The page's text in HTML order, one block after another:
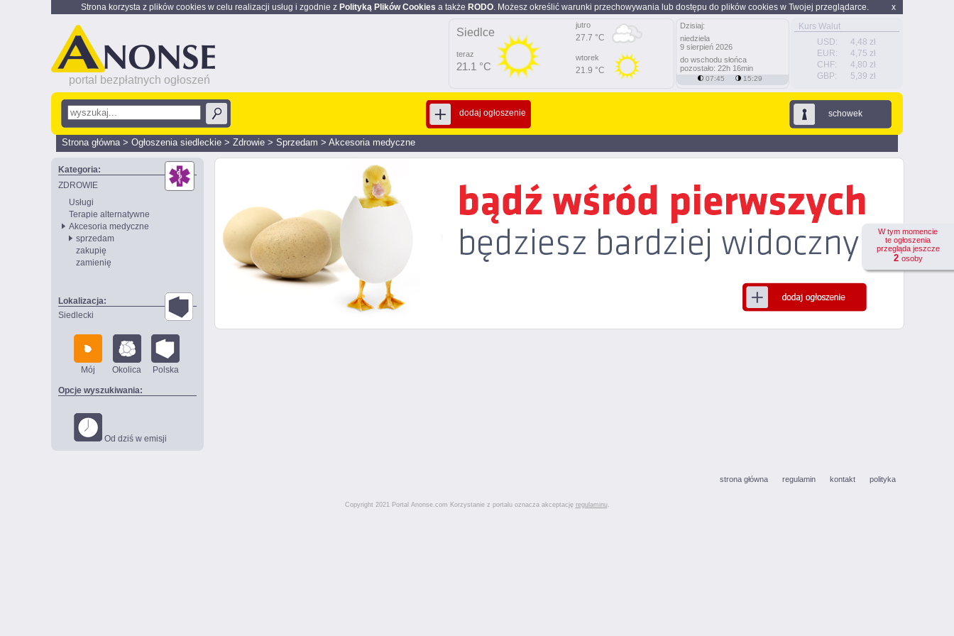
x
Strona korzysta z plików cookies w celu realizacji usług i zgodnie z Polityką Plików Cookies a także RODO. Możesz określić warunki przechowywania lub dostępu do plików cookies w Twojej przeglądarce.
portal bezpłatnych ogłoszeń
Kurs Walut
USD:
4,48 zł
EUR:
4,75 zł
CHF:
4,80 zł
GBP:
5,39 zł
Siedlce
teraz
21.1 °C
jutro
27.7 °C
wtorek
21.9 °C
Dzisiaj:
niedziela
9 sierpień 2026
do wschodu słońca
pozostało: 22h 16min
07:45 15:29
schowek
dodaj ogłoszenie
Strona główna> Ogłoszenia siedleckie > Zdrowie > Sprzedam > Akcesoria medyczne
Kategoria:
ZDROWIE
Usługi
Terapie alternatywne
Akcesoria medyczne
sprzedam
zakupię
zamienię
Lokalizacja:
Siedlecki
Mój Okolica Polska
Opcje wyszukiwania:
Od dziś w emisji
W tym momencie
te ogłoszenia
przegląda jeszcze
2 osoby
strona główna regulamin kontakt polityka
Copyright 2021 Portal Anonse.com Korzystanie z portalu oznacza akceptację regulaminu.